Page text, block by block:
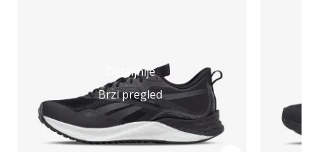
Detaljnije
Brzi pregled